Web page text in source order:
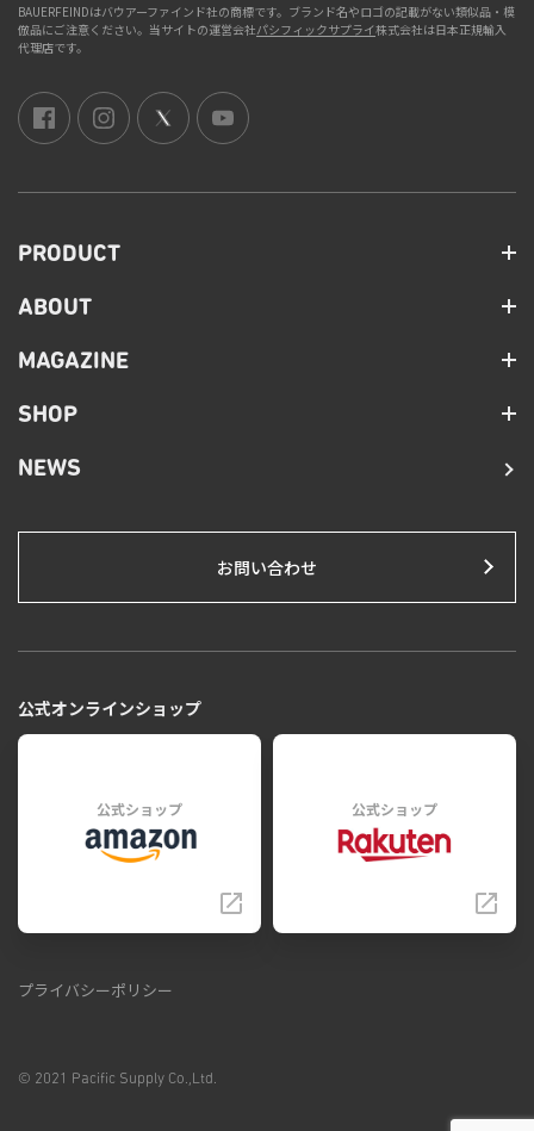
BAUERFEINDはバウアーファインド社の商標です。ブランド名やロゴの記載がない類似品・模
倣品にご注意ください。当サイトの運営会社パシフィックサプライ株式会社は日本正規輸入
代理店です。
PRODUCT
ABOUT
MAGAZINE
SHOP
NEWS
お問い合わせ
公式オンラインショップ
公式ショップ 公式ショップ
プライバシーポリシー
© 2021 Pacific Supply Co.,Ltd.